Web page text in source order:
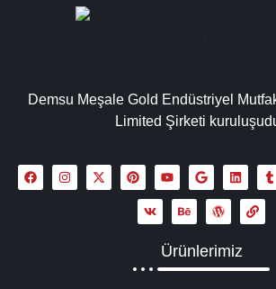
Demsu Meşale Gold Endüstriyel
Limited Şirketi
Ürünlerimiz